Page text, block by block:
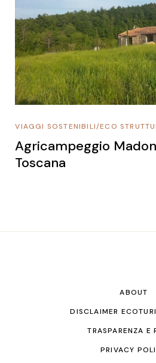
ECO
/
VIAGGI SOSTENIBILI
Agricampeggio
Toscana
ABOUT
DISCLAIMER
TRASPARENZA E
PRIVACY